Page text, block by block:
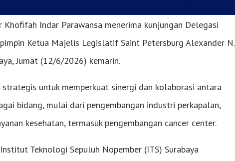
Khofifah Indar Parawansa menerima kunjungan Delegasi
Ketua Majelis Legislatif Saint Petersburg Alexander N.
Jumat (12/6/2026) kemarin.
untuk memperkuat sinergi dan kolaborasi antara
bidang, mulai dari pengembangan industri perkapalan,
kesehatan, termasuk pengembangan cancer center.
Teknologi Sepuluh Nopember (ITS) Surabaya